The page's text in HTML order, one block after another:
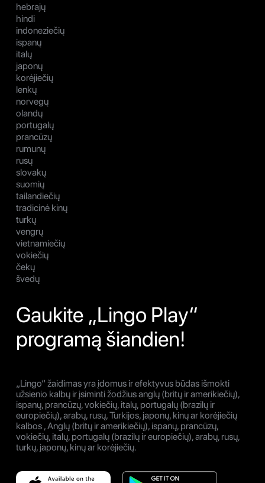
hebrajų
hindi
indoneziečių
ispanų
italų
japonų
korėjiečių
lenkų
norvegų
olandų
portugalų
prancūzų
rumunų
rusų
slovakų
suomių
tailandiečių
tradicinė kinų
turkų
vengrų
vietnamiečių
vokiečių
čekų
švedų
Gaukite „Lingo Play“
programą šiandien!
„Lingo“ žaidimas yra įdomus ir efektyvus būdas išmokti
užsienio kalbų ir įsiminti žodžius anglų (britų ir amerikiečių),
ispanų, prancūzų, vokiečių, italų, portugalų (brazilų ir
europiečių), arabų, rusų, Turkijos, japonų, kinų ar korėjiečių
kalbos , Anglų (britų ir amerikiečių), ispanų, prancūzų,
vokiečių, italų, portugalų (brazilų ir europiečių), arabų, rusų,
turkų, japonų, kinų ar korėjiečių.